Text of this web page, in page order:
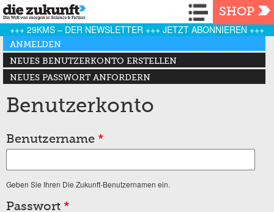
Navigation
SHOP
+++ 29KMS – DER NEWSLETTER +++ JETZT ABONNIEREN +++
Haupt-Reiter
ANMELDEN
(AKTIVER REITER)
NEUES BENUTZERKONTO ERSTELLEN
NEUES PASSWORT ANFORDERN
Benutzerkonto
Benutzername *
Geben Sie Ihren Die Zukunft-Benutzernamen ein.
Passwort *